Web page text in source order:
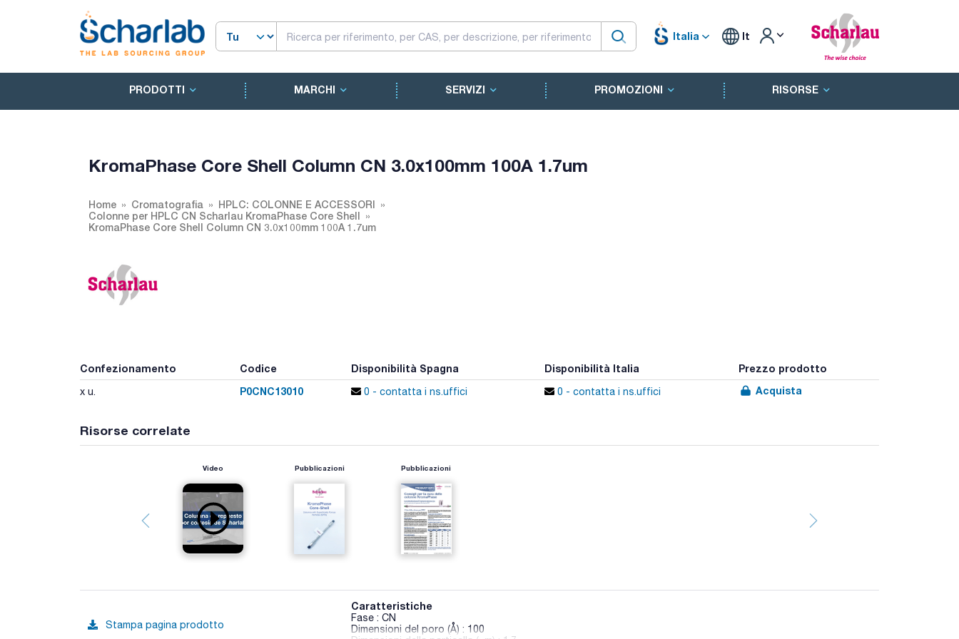
Italia It
PRODOTTI MARCHI SERVIZI PROMOZIONI RISORSE
KromaPhase Core Shell Column CN 3.0x100mm 100A 1.7um
Home Cromatografia
HPLC: COLONNE E ACCESSORI
Colonne per HPLC CN Scharlau KromaPhase Core Shell
KromaPhase Core Shell Column CN 3.0x100mm 100A 1.7um
Confezionamento Codice Disponibilità Spagna Disponibilità Italia Prezzo prodotto
x u. P0CNC13010 0 - contatta i ns.uffici 0 - contatta i ns.uffici Acquista
Risorse correlate
Video Pubblicazioni Pubblicazioni
Stampa pagina prodotto
Caratteristiche
Fase : CN
Dimensioni del poro (Å) : 100